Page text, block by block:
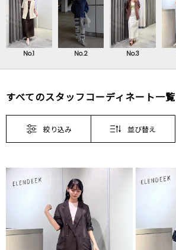
No.1 No.2 No.3
すべてのスタッフコーディネート一覧
絞り込み 並び替え